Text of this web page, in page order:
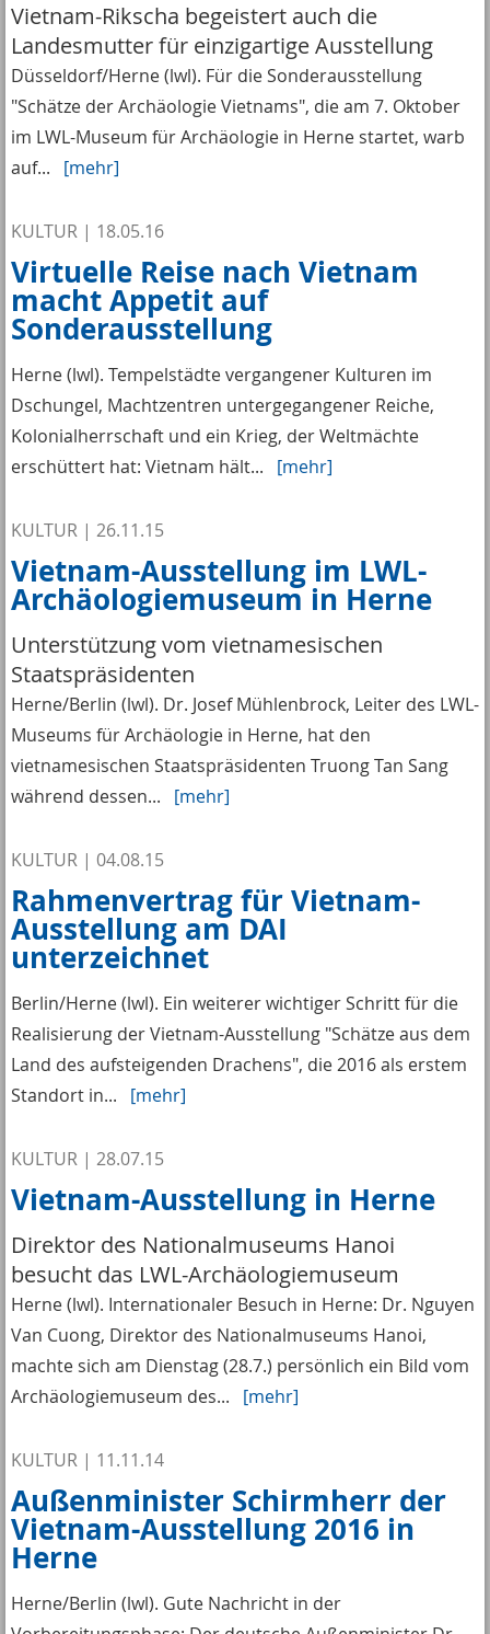
Vietnam-Rikscha begeistert auch die
Landesmutter für einzigartige Ausstellung
Düsseldorf/Herne (lwl). Für die Sonderausstellung
"Schätze der Archäologie Vietnams", die am 7. Oktober
im LWL-Museum für Archäologie in Herne startet, warb
auf... [mehr]
KULTUR | 18.05.16
Virtuelle Reise nach Vietnam
macht Appetit auf
Sonderausstellung
Herne (lwl). Tempelstädte vergangener Kulturen im
Dschungel, Machtzentren untergegangener Reiche,
Kolonialherrschaft und ein Krieg, der Weltmächte
erschüttert hat: Vietnam hält... [mehr]
KULTUR | 26.11.15
Vietnam-Ausstellung im LWL-
Archäologiemuseum in Herne
Unterstützung vom vietnamesischen
Staatspräsidenten
Herne/Berlin (lwl). Dr. Josef Mühlenbrock, Leiter des LWL-
Museums für Archäologie in Herne, hat den
vietnamesischen Staatspräsidenten Truong Tan Sang
während dessen... [mehr]
KULTUR | 04.08.15
Rahmenvertrag für Vietnam-
Ausstellung am DAI
unterzeichnet
Berlin/Herne (lwl). Ein weiterer wichtiger Schritt für die
Realisierung der Vietnam-Ausstellung "Schätze aus dem
Land des aufsteigenden Drachens", die 2016 als erstem
Standort in... [mehr]
KULTUR | 28.07.15
Vietnam-Ausstellung in Herne
Direktor des Nationalmuseums Hanoi
besucht das LWL-Archäologiemuseum
Herne (lwl). Internationaler Besuch in Herne: Dr. Nguyen
Van Cuong, Direktor des Nationalmuseums Hanoi,
machte sich am Dienstag (28.7.) persönlich ein Bild vom
Archäologiemuseum des... [mehr]
KULTUR | 11.11.14
Außenminister Schirmherr der
Vietnam-Ausstellung 2016 in
Herne
Herne/Berlin (lwl). Gute Nachricht in der